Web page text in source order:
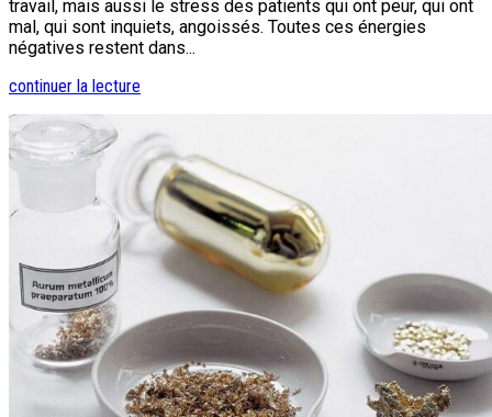
travail, mais aussi le stress des patients qui ont peur, qui ont
mal, qui sont inquiets, angoissés. Toutes ces énergies
négatives restent dans...
continuer la lecture